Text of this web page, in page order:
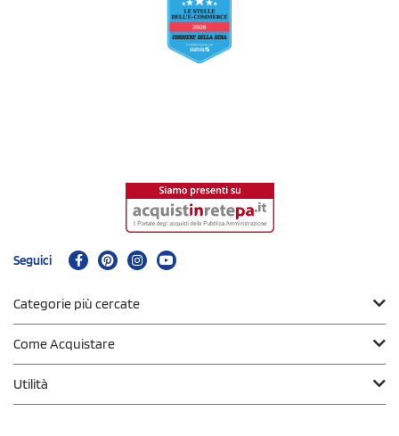
Seguici
Categorie più cercate
Come Acquistare
Utilità